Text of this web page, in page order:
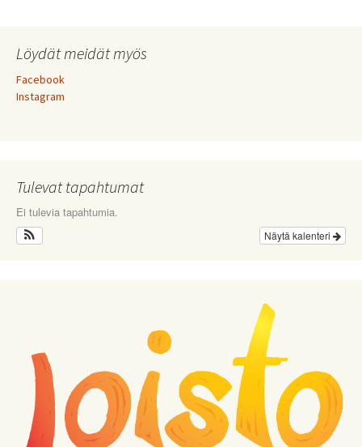
Löydät meidät myös
Facebook
Instagram
Tulevat tapahtumat
Ei tulevia tapahtumia.
Näytä kalenteri